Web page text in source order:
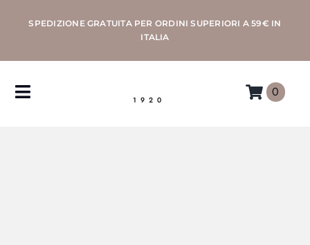
SPEDIZIONE GRATUITA PER ORDINI SUPERIORI A 59€ IN
ITALIA
1920
Toggle
0